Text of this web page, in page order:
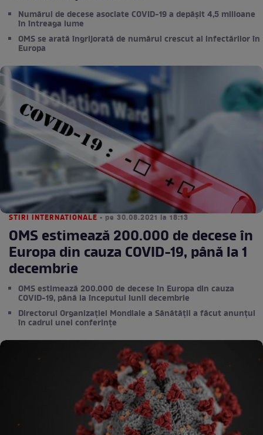
Numărul de decese asociate COVID-19 a depășit 4,5 milioane
în întreaga lume
OMS se arată îngrijorată de numărul crescut al infectărilor în
Europa
STIRI INTERNATIONALE • pe 30.08.2021 la 18:13
OMS estimează 200.000 de decese în
Europa din cauza COVID-19, până la 1
decembrie
OMS estimează 200.000 de decese în Europa din cauza
COVID-19, până la începutul lunii decembrie
Directorul Organizației Mondiale a Sănătății a făcut anunțul
în cadrul unei conferințe